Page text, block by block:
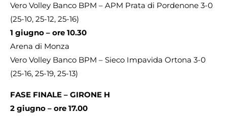
Vero Volley Banco BPM – APM Prata di Pordenone 3-0
(25-10, 25-12, 25-16)
1 giugno – ore 10.30
Arena di Monza
Vero Volley Banco BPM – Sieco Impavida Ortona 3-0
(25-16, 25-19, 25-13)
FASE FINALE – GIRONE H
2 giugno – ore 17.00